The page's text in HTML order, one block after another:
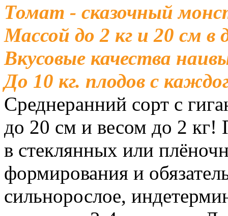
Томат - сказочный
Массой до 2 кг и 20 см в
Вкусовые качества
До 10 кг. плодов с
Среднеранний сорт с
до 20 см и весом до 2 кг!
в стеклянных или
формирования и
сильнорослое,